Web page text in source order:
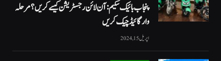
پنجاب بائیک سکیم: آن لائن رجسٹریشن کیسے کریں؟ مرحلہ
وار گائیڈ چیک کریں
اپریل 15, 2024